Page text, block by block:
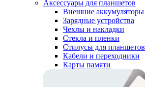
Аксессуары для планшетов
Внешние аккумуляторы
Зарядные устройства
Чехлы и накладки
Стекла и пленки
Стилусы для планшетов
Кабели и переходники
Карты памяти